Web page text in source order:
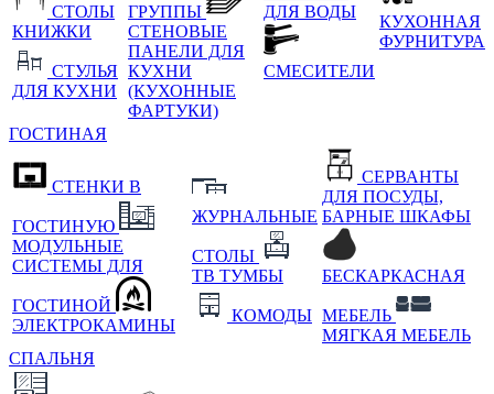
СТОЛЫ
КНИЖКИ
СТУЛЬЯ
ДЛЯ КУХНИ
ГРУППЫ
СТЕНОВЫЕ
ПАНЕЛИ ДЛЯ
КУХНИ
(КУХОННЫЕ
ФАРТУКИ)
ДЛЯ ВОДЫ
СМЕСИТЕЛИ
КУХОННАЯ
ФУРНИТУРА
ГОСТИНАЯ
СТЕНКИ В
ГОСТИНУЮ
МОДУЛЬНЫЕ
СИСТЕМЫ ДЛЯ
ГОСТИНОЙ
ЭЛЕКТРОКАМИНЫ
ЖУРНАЛЬНЫЕ
СТОЛЫ
ТВ ТУМБЫ
КОМОДЫ
СЕРВАНТЫ
ДЛЯ ПОСУДЫ,
БАРНЫЕ ШКАФЫ
БЕСКАРКАСНАЯ
МЕБЕЛЬ
МЯГКАЯ МЕБЕЛЬ
СПАЛЬНЯ